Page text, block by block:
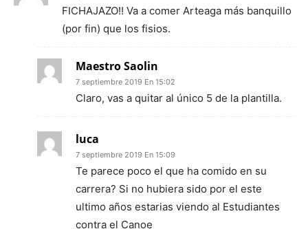
FICHAJAZO!! Va a comer Arteaga más banquillo
(por fin) que los fisios.
Maestro Saolin
7 septiembre 2019 En 15:02
Claro, vas a quitar al único 5 de la plantilla.
luca
7 septiembre 2019 En 15:09
Te parece poco el que ha comido en su
carrera? Si no hubiera sido por el este
ultimo años estarias viendo al Estudiantes
contra el Canoe